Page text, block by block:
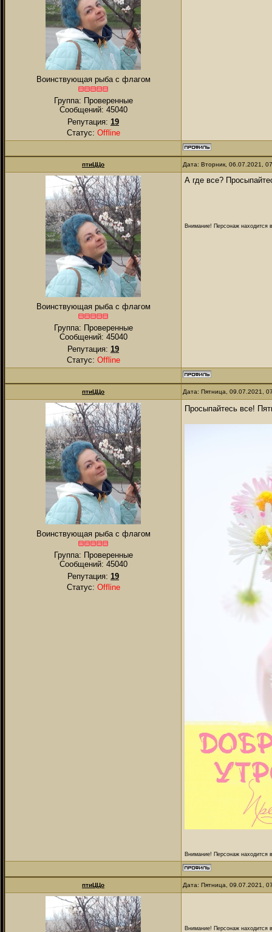
Воинствующая рыба с флагом
Группа: Проверенные
Сообщений: 45040
Репутация: 19
Статус: Offline
птиЦЦо Дата: Вторник, 06.07.2021,
Воинствующая рыба с флагом
Группа: Проверенные
Сообщений: 45040
Репутация: 19
Статус: Offline
А где все?
Внимание! Персонаж находится
птиЦЦо Дата: Пятница, 09.07.2021,
Воинствующая рыба с флагом
Группа: Проверенные
Сообщений: 45040
Репутация: 19
Статус: Offline
Просыпайтесь все!
Внимание! Персонаж находится
птиЦЦо Дата: Пятница, 09.07.2021,
Внимание! Персонаж находится